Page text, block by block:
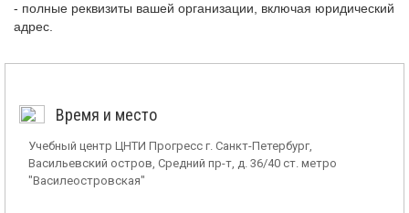
- полные реквизиты вашей организации, включая юридический
адрес.
Время и место
Учебный центр ЦНТИ Прогресс г. Санкт-Петербург,
Васильевский остров, Средний пр-т, д. 36/40 ст. метро
"Василеостровская"